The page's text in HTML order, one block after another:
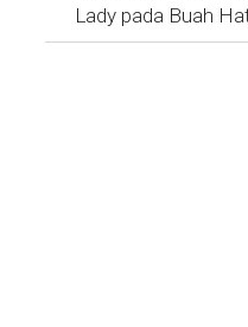
Lady pada Buah